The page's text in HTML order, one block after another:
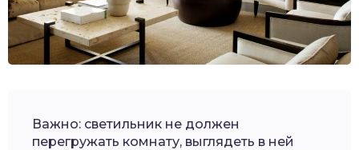
Важно: светильник не должен
перегружать комнату, выглядеть в ней